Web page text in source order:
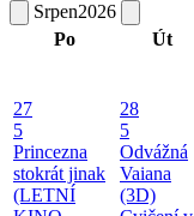
Srpen2026
Po
Út
27
5
Princezna
stokrát jinak
(LETNÍ
28
5
Odvážná
Vaiana
(3D)